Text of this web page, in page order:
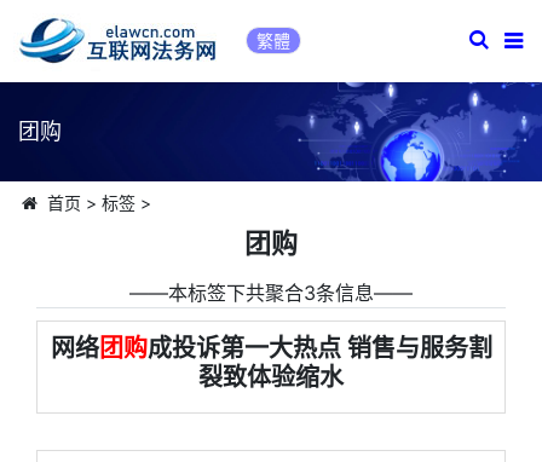
繁體
团购
首页 > 标签>
团购
――本标签下共聚合3条信息――
网络团购成投诉第一大热点 销售与服务割
裂致体验缩水